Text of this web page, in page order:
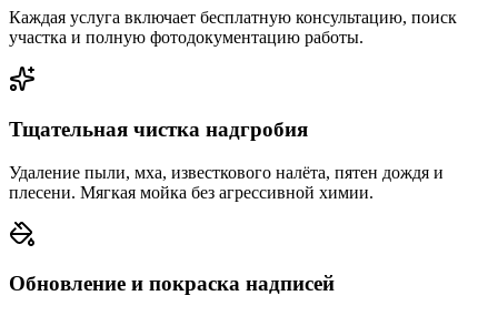
Каждая услуга включает бесплатную консультацию, поиск
участка и полную фотодокументацию работы.
Тщательная чистка надгробия
Удаление пыли, мха, известкового налёта, пятен дождя и
плесени. Мягкая мойка без агрессивной химии.
Обновление и покраска надписей